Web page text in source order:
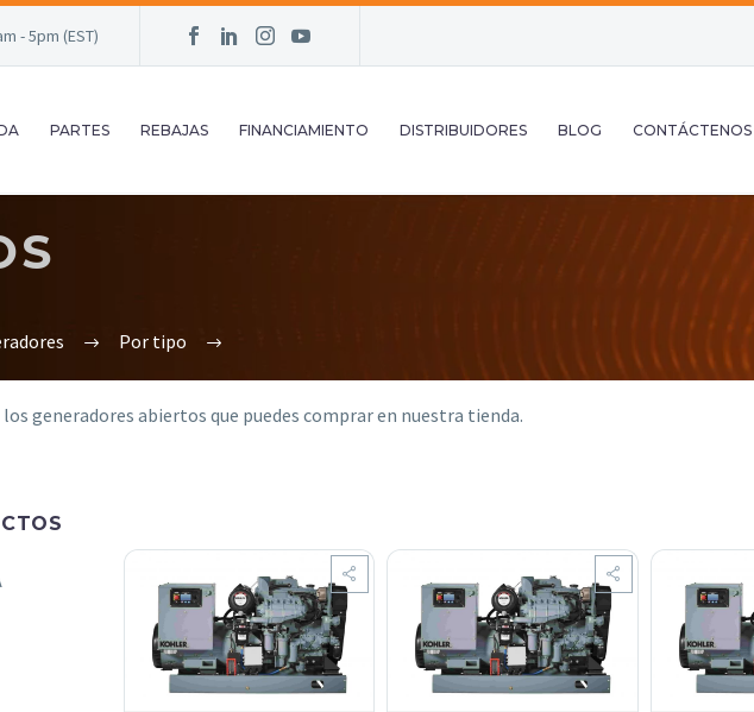
- 5pm (EST)
PARTES REBAJAS FINANCIAMIENTO DISTRIBUIDORES BLOG CONTÁCTENOS
Por tipo
generadores abiertos que puedes comprar en nuestra tienda.